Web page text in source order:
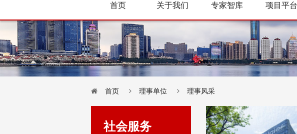
首页 关于我们 专家智库 项目平台
首页 理事单位 理事风采
社会服务